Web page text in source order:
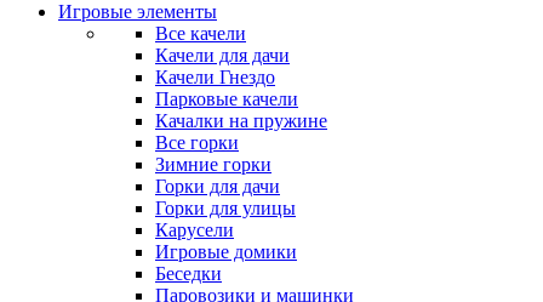
Игровые элементы
Все качели
Качели для дачи
Качели Гнездо
Парковые качели
Качалки на пружине
Все горки
Зимние горки
Горки для дачи
Горки для улицы
Карусели
Игровые домики
Беседки
Паровозики и машинки